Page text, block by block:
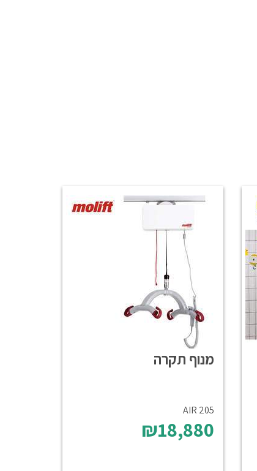
מנוף תקרה
AIR 205
₪18,880